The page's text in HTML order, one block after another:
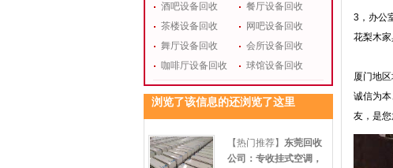
酒吧设备回收
餐厅设备回收
茶楼设备回收
网吧设备回收
舞厅设备回收
会所设备回收
咖啡厅设备回收
球馆设备回收
浏览了该信息的还浏览了这里
【热门推荐】 东莞回收
公司：专收挂式空调，
3，办公
花梨木
厦门地
诚信为
友，是您